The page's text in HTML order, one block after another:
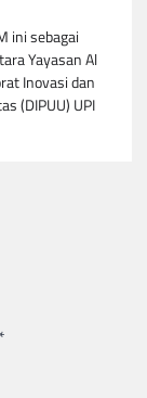
ini sebagai
Yayasan Al
Inovasi dan
(DIPUU) UPI
*